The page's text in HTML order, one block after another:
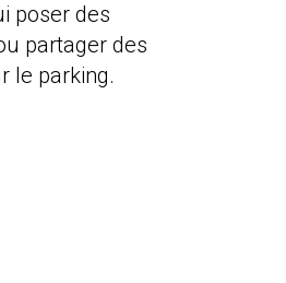
poser des
partager des
le parking.